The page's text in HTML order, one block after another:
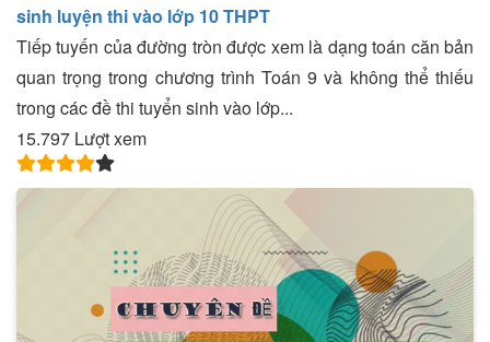
sinh luyện thi vào lớp 10 THPT
Tiếp tuyến của đường tròn được xem là dạng toán căn bản
quan trọng trong chương trình Toán 9 và không thể thiếu
trong các đề thi tuyển sinh vào lớp...
15.797 Lượt xem